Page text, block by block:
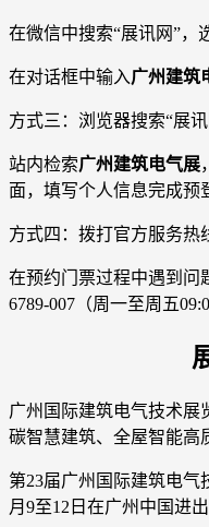
在微信中搜索“展讯网”，
在对话框中输入广州建筑
方式三：浏览器搜索“展
站内检索广州建筑电气展
面，填写个人信息完成预
方式四：拨打官方服务热
在预约门票过程中遇到问
6789-007（周一至周五
广州国际建筑电气技术
碳智慧建筑、全屋智能高
第23届广州国际建筑电气
月9至12日在广州中国进